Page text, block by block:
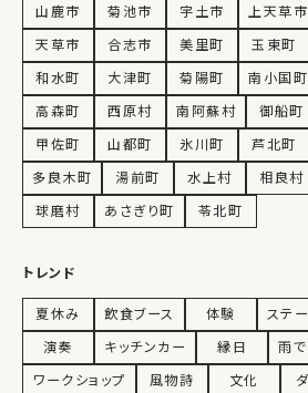
山鹿市
菊池市 宇土市 上天草市
天草市
合志市 美里町 玉東町
和水町
大津町 菊陽町 南小国町
高森町
西原村 南阿蘇村 御船町
甲佐町
山都町 氷川町 芦北町
多良木町
湯前町 水上村 相良村
球磨村
あさぎり町 苓北町
トレンド
夏休み 飲食ブース 体験 ステ
演奏
キッチンカー 縁日 雨
ワークショップ
風物詩 文化